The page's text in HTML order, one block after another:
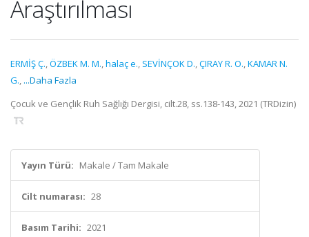
Araştırılması
ERMİŞ Ç.,ÖZBEK M. M.,halaç e., SEVİNÇOK D.,ÇIRAY R. O.,KAMAR N.
G., ...Daha Fazla
Çocuk ve Gençlik Ruh Sağlığı Dergisi, cilt.28, ss.138-143, 2021 (TRDizin)
Yayın Türü: Makale / Tam Makale
Cilt numarası: 28
Basım Tarihi: 2021